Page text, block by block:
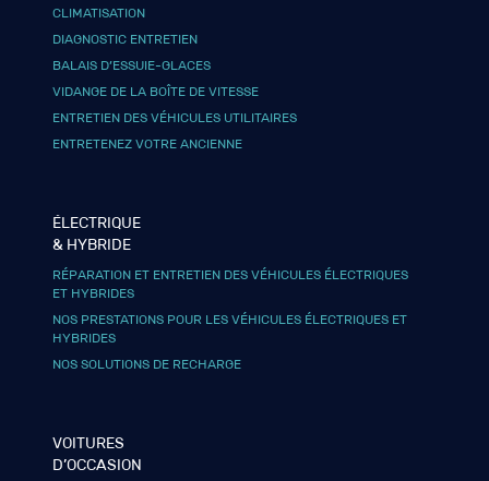
CLIMATISATION
DIAGNOSTIC ENTRETIEN
BALAIS D’ESSUIE-GLACES
VIDANGE DE LA BOÎTE DE VITESSE
ENTRETIEN DES VÉHICULES UTILITAIRES
ENTRETENEZ VOTRE ANCIENNE
ÉLECTRIQUE
& HYBRIDE
RÉPARATION ET ENTRETIEN DES VÉHICULES ÉLECTRIQUES
ET HYBRIDES
NOS PRESTATIONS POUR LES VÉHICULES ÉLECTRIQUES ET
HYBRIDES
NOS SOLUTIONS DE RECHARGE
VOITURES
D’OCCASION